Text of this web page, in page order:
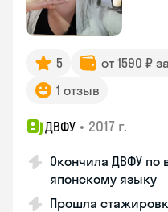
5 от 1590 ₽
1 отзыв
ДВФУ • 2017 г.
Окончила ДВФУ по
японскому языку
Прошла